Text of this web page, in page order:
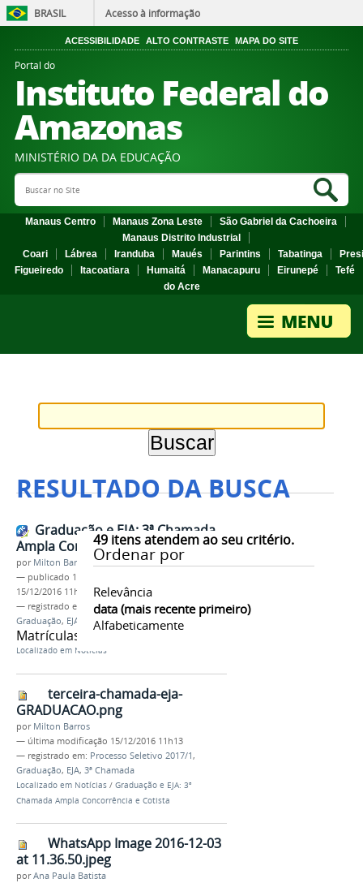
BRASIL Acesso à informação
ACESSIBILIDADE ALTO CONTRASTE MAPA DO SITE
Portal do
Instituto Federal do
Amazonas
MINISTÉRIO DA DA EDUCAÇÃO
Search Site
Manaus Centro Manaus Zona Leste
São Gabriel da Cachoeira
Manaus Distrito Industrial
Coari
Lábrea Iranduba Maués Parintins Tabatinga
Figueiredo
Itacoatiara Humaitá Manacapuru Eirunepé
Tefé
do Acre
RESULTADO DA BUSCA
49itens atendem ao seu critério.
Ordenar por
Relevância
data (mais recente primeiro)
Alfabeticamente
Graduação e EJA: 3ª Chamada
Ampla Concorrência e Cotista
por Milton Barros
— publicado 15/12/2016
15/12/2016 11h15
— registrado em:
Processo Seletivo 2017/1,
Graduação, EJA 3ª Chamada
Matrículas até dia 16 de dezembro
Localizado em Notícias
terceira-chamada-eja-
GRADUACAO.png
por Milton Barros
— última modificação 15/12/2016 11h13
— registrado em: Processo Seletivo 2017/1,
Graduação, EJA, 3ª Chamada
Localizado em Notícias / Graduação e EJA: 3ª
Chamada Ampla Concorrência e Cotista
WhatsApp Image 2016-12-03
at 11.36.50.jpeg
porAna Paula Batista